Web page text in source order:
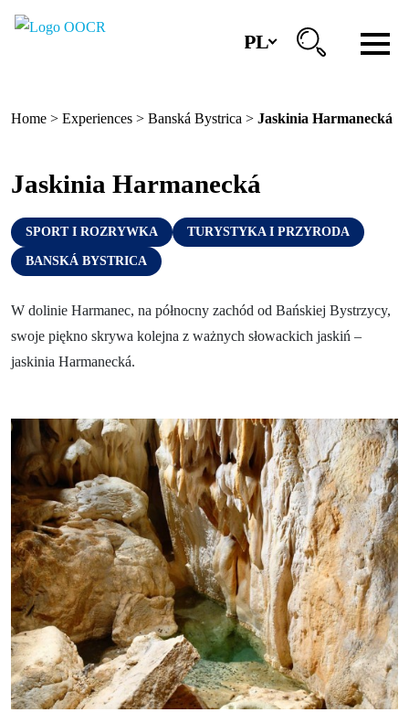
PL
Zvolen
Krupina
Centra informacyjne
Doświadczenia
Relaks i wellness
Sport i rozrywka
Gastronomia
Zakwaterowanie
Najwspanialsze przeżycia
Riders Park Donovaly
MUSEPASS = 8 atrakcji kulturalnych w ramach
jednego biletu
Špania Dolina
Skalka koło Kremnicy
Home > Experiences > Banská Bystrica > Jaskinia Harmanecká
Jaskinia Harmanecká
SPORT I ROZRYWKA TURYSTYKA I PRZYRODA
BANSKÁ BYSTRICA
W dolinie Harmanec, na północny zachód od Bańskiej Bystrzycy,
swoje piękno skrywa kolejna z ważnych słowackich jaskiń –
jaskinia Harmanecká.